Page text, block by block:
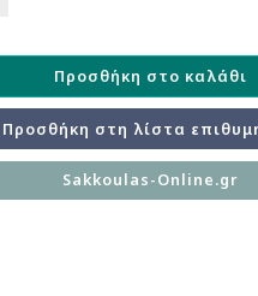
Προσθήκη στο καλάθι
Προσθήκη στη λίστα
Sakkoulas-Online.gr